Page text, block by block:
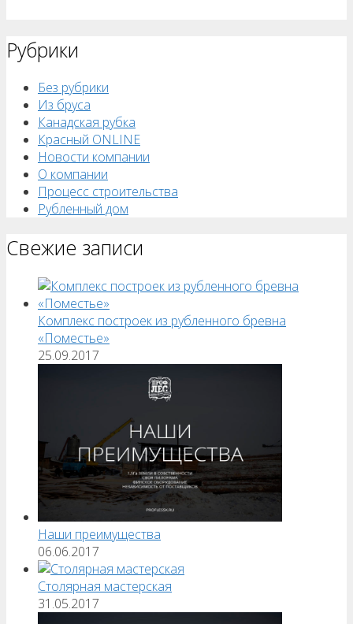
Рубрики
Без рубрики
Из бруса
Канадская рубка
Красный ONLINE
Новости компании
О компании
Процесс строительства
Рубленный дом
Свежие записи
Комплекс построек из рубленного бревна
«Поместье»
25.09.2017
Наши преимущества
06.06.2017
Столярная мастерская
31.05.2017